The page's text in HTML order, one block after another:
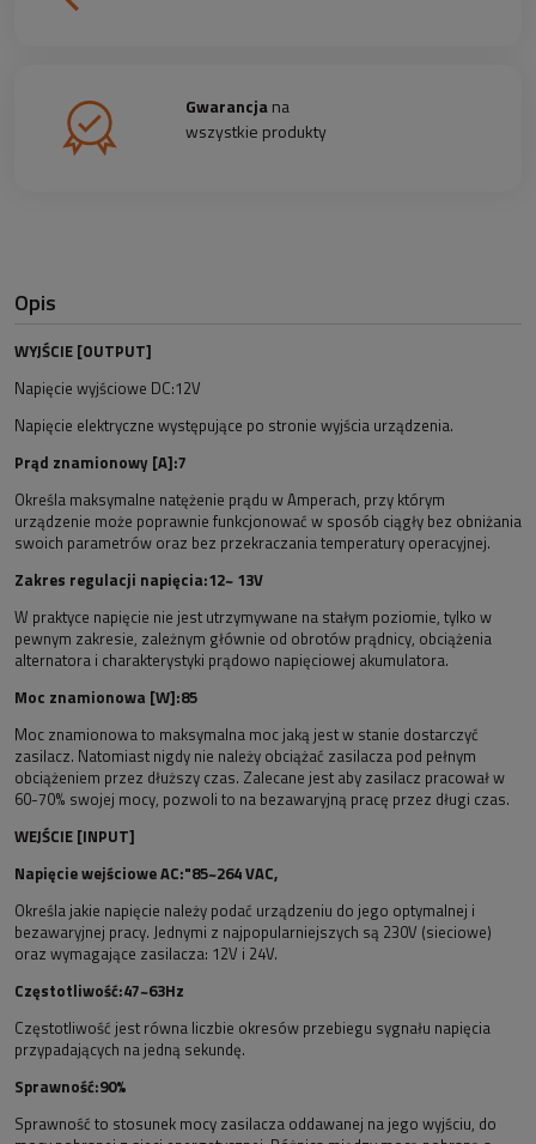
Gwarancjana
wszystkie produkty
Opis
WYJŚCIE [OUTPUT]
Napięcie wyjściowe DC:12V
Napięcie elektryczne występujące po stronie wyjścia urządzenia.
Prąd znamionowy [A]:7
Określa maksymalne natężenie prądu w Amperach, przy którym
urządzenie może poprawnie funkcjonować w sposób ciągły bez obniżania
swoich parametrów oraz bez przekraczania temperatury operacyjnej.
Zakres regulacji napięcia:12~ 13V
W praktyce napięcie nie jest utrzymywane na stałym poziomie, tylko w
pewnym zakresie, zależnym głównie od obrotów prądnicy, obciążenia
alternatora i charakterystyki prądowo napięciowej akumulatora.
Moc znamionowa [W]:85
Moc znamionowa to maksymalna moc jaką jest w stanie dostarczyć
zasilacz. Natomiast nigdy nie należy obciążać zasilacza pod pełnym
obciążeniem przez dłuższy czas. Zalecane jest aby zasilacz pracował w
60-70% swojej mocy, pozwoli to na bezawaryjną pracę przez długi czas.
WEJŚCIE [INPUT]
Napięcie wejściowe AC:"85~264 VAC,
Określa jakie napięcie należy podać urządzeniu do jego optymalnej i
bezawaryjnej pracy. Jednymi z najpopularniejszych są 230V (sieciowe)
oraz wymagające zasilacza: 12V i 24V.
Częstotliwość:47~63Hz
Częstotliwość jest równa liczbie okresów przebiegu sygnału napięcia
przypadających na jedną sekundę.
Sprawność:90%
Sprawność to stosunek mocy zasilacza oddawanej na jego wyjściu, do